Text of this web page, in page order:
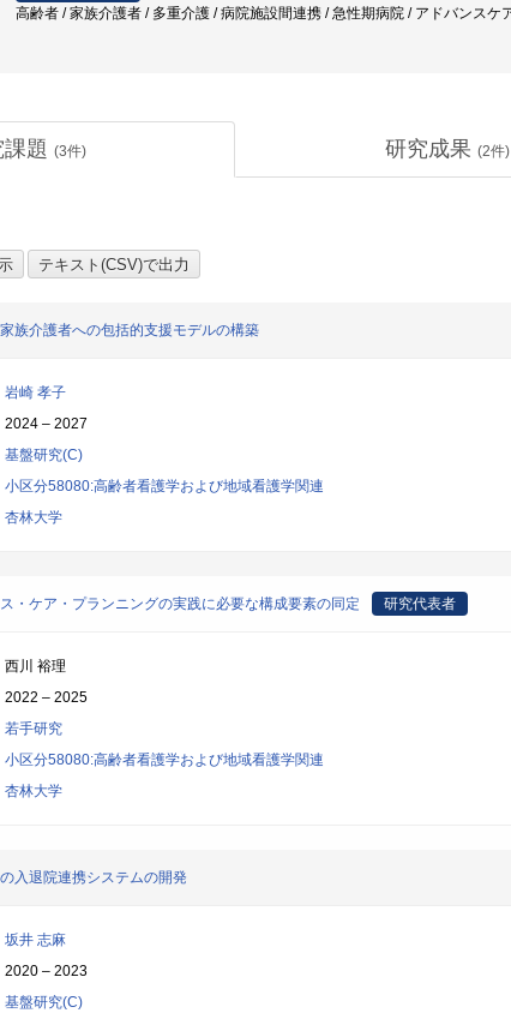
高齢者 / 家族介護者 / 多重介護 / 病院施設間連携 / 急性期病院 / アドバンスケ
題 (3件) 研究成果 (2件)
族介護者への包括的支援モデルの構築
岩崎 孝子
2024 – 2027
基盤研究(C)
小区分58080:高齢者看護学および地域看護学関連
杏林大学
・ケア・プランニングの実践に必要な構成要素の同定 研究代表者
西川 裕理
2022 – 2025
若手研究
小区分58080:高齢者看護学および地域看護学関連
杏林大学
入退院連携システムの開発
坂井 志麻
2020 – 2023
基盤研究(C)